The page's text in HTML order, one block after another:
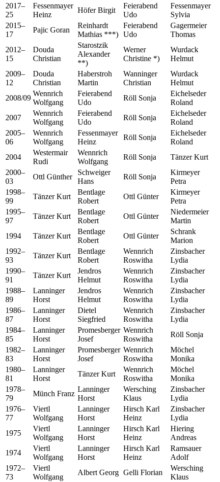
2017–
25
Fessenmayer
Heinz
Höfer Birgit
Feierabend
Udo
Fessenmayer
Sylvia
2015–
17
Pajic Goran
Reinhardt
Mathias ***)
Feierabend
Udo
Gagermeier
Thomas
2012–
15
Douda
Christian
Starostzik
Alexander
**)
Werner
Christine *)
Wurdack
Helmut
2009–
12
Douda
Christian
Haberstroh
Martin
Wanninger
Christian
Wurdack
Helmut
2008/09
Wennrich
Wolfgang
Feierabend
Udo
Röll Sonja
Eichelseder
Roland
2007
Wennrich
Wolfgang
Feierabend
Udo
Röll Sonja
Eichelseder
Roland
2005–
06
Wennrich
Wolfgang
Fessenmayer
Heinz
Röll Sonja
Eichelseder
Roland
2004
Westermair
Rudi
Wennrich
Wolfgang
Röll Sonja
Tänzer Kurt
2000–
03
Ottl Günther
Schweiger
Hans
Röll Sonja
Kirmeyer
Petra
1998–
99
Tänzer Kurt
Bentlage
Robert
Ottl Günter
Kirmeyer
Petra
1995–
97
Tänzer Kurt
Bentlage
Robert
Ottl Günter
Niedermeier
Martin
1994
Tänzer Kurt
Bentlage
Robert
Ottl Günter
Schrank
Marion
1992–
93
Tänzer Kurt
Bentlage
Robert
Wennrich
Roswitha
Zinsbacher
Lydia
1990–
91
Tänzer Kurt
Jendros
Helmut
Wennrich
Roswitha
Zinsbacher
Lydia
1988–
89
Lanninger
Horst
Jendros
Helmut
Wennrich
Roswitha
Zinsbacher
Lydia
1986–
87
Lanninger
Horst
Dietel
Siegfried
Wennrich
Roswitha
Zinsbacher
Lydia
1984–
85
Lanninger
Horst
Promesberger
Josef
Wennrich
Roswitha
Röll Sonja
1982–
83
Lanninger
Horst
Promesberger
Josef
Wennrich
Roswitha
Möchel
Monika
1980–
81
Lanninger
Horst
Tänzer Kurt
Wennrich
Roswitha
Möchel
Monika
1978–
79
Münch Franz
Lanninger
Horst
Wersching
Klaus
Zinsbacher
Lydia
1976–
77
Viertl
Wolfgang
Lanninger
Horst
Hirsch Karl
Heinz
Zinsbacher
Lydia
1975
Viertl
Wolfgang
Lanninger
Horst
Hirsch Karl
Heinz
Hiering
Andreas
1974
Viertl
Wolfgang
Lanninger
Horst
Hirsch Karl
Heinz
Ramsauer
Adolf
1972–
73
Viertl
Wolfgang
Albert Georg Gelli Florian
Wersching
Klaus